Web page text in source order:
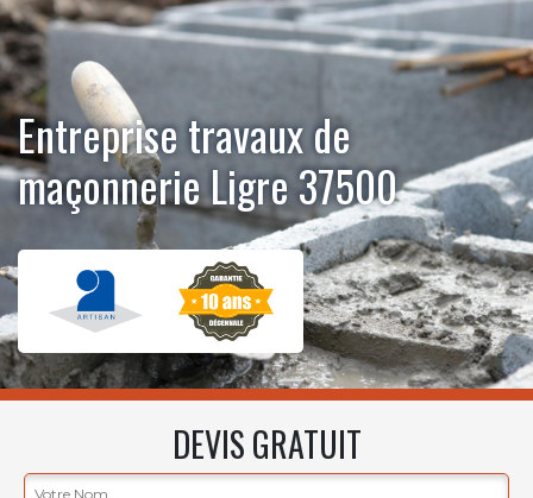
Entreprise travaux de
maçonnerie Ligre 37500
DEVIS GRATUIT